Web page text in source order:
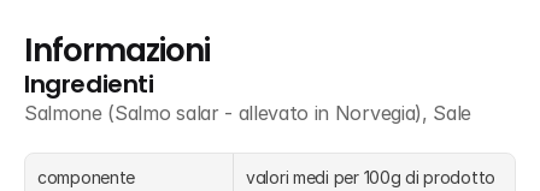
Informazioni
Ingredienti
Salmone (Salmo salar - allevato in Norvegia), Sale
componente valori medi per 100g di prodotto